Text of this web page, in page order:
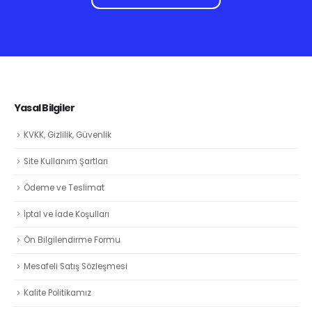
Yasal Bilgiler
KVKK, Gizlilik, Güvenlik
Site Kullanım Şartları
Ödeme ve Teslimat
İptal ve İade Koşulları
Ön Bilgilendirme Formu
Mesafeli Satış Sözleşmesi
Kalite Politikamız